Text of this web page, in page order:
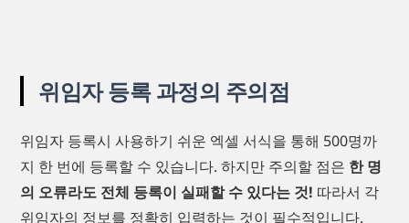
위임자 등록 과정의 주의점
위임자 등록시 사용하기 쉬운 엑셀 서식을 통해 500명까
지 한 번에 등록할 수 있습니다. 하지만 주의할 점은 한 명
의 오류라도 전체 등록이 실패할 수 있다는 것! 따라서 각
위임자의 정보를 정확히 입력하는 것이 필수적입니다.